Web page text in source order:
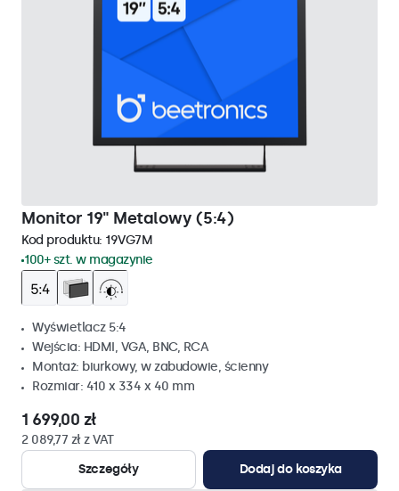
Monitor 19" Metalowy (5:4)
Kod produktu: 19VG7M
100+ szt. w magazynie
Wyświetlacz 5:4
Wejścia: HDMI, VGA, BNC, RCA
Montaż: biurkowy, w zabudowie, ścienny
Rozmiar: 410 x 334 x 40 mm
1 699,00 zł
2 089,77 zł z VAT
Szczegóły
Dodaj do koszyka